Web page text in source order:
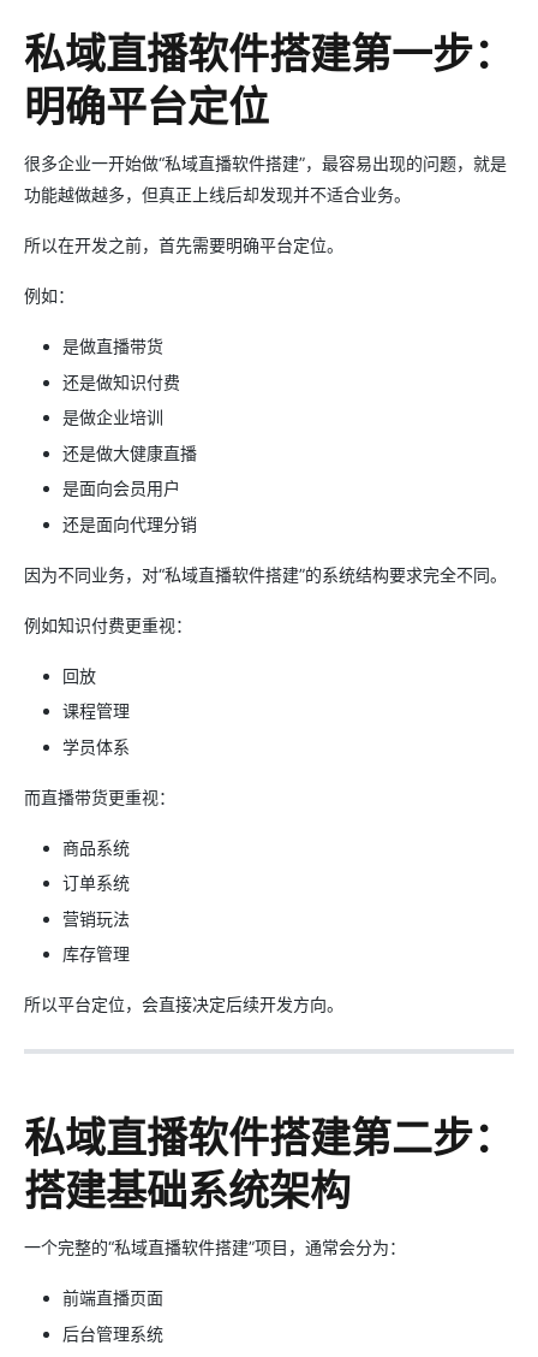
私域直播软件搭建第一步：
明确平台定位
很多企业一开始做“私域直播软件搭建”，最容易出现的问题，就是
功能越做越多，但真正上线后却发现并不适合业务。
所以在开发之前，首先需要明确平台定位。
例如：
是做直播带货
还是做知识付费
是做企业培训
还是做大健康直播
是面向会员用户
还是面向代理分销
因为不同业务，对“私域直播软件搭建”的系统结构要求完全不同。
例如知识付费更重视：
回放
课程管理
学员体系
而直播带货更重视：
商品系统
订单系统
营销玩法
库存管理
所以平台定位，会直接决定后续开发方向。
私域直播软件搭建第二步：
搭建基础系统架构
一个完整的“私域直播软件搭建”项目，通常会分为：
前端直播页面
后台管理系统